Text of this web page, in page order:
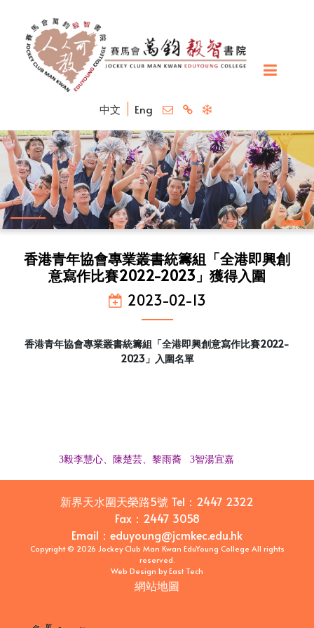
中文 Eng
香港青年協會專業叢書統籌組「全港即興創
意寫作比賽2022-2023」獲得入圍
2023-02-13
香港青年協會專業叢書統籌組「全港即興創意寫作比賽2022-
2023」入圍名單
3毅李慧心、陳楚芸、黎雨蕎 3智湯宜嘉
新界天水圍天榮路5號 Tel： 2447 2322
Fax： 2447 3058
Email ： eduyoung@jcmkec.edu.hk
Copyright © 2026 Jockey Club Man Kwan EduYoung College All rights
reserved.
Web Design byEast Tech
網站地圖